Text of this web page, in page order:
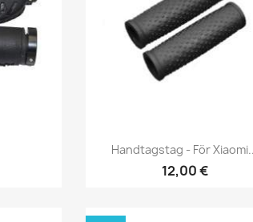
Snabbvy
Handtagstag - För
12,00 €